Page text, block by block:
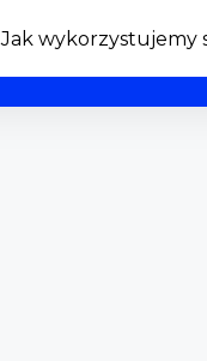
Jak wykorzystujemy